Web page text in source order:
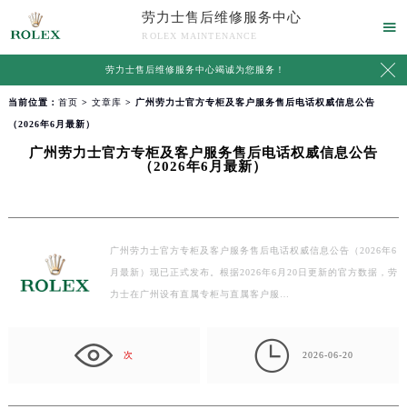
劳力士售后维修服务中心
ROLEX MAINTENANCE

劳力士售后维修服务中心竭诚为您服务！ 
当前位置： 首页 > 文章库 > 广州劳力士官方专柜及客户服务售后电话权威信息公告
（2026年6月最新）
广州劳力士官方专柜及客户服务售后电话权威信息公告
（2026年6月最新）
广州劳力士官方专柜及客户服务售后电话权威信息公告（2026年6
月最新）现已正式发布。根据2026年6月20日更新的官方数据，劳
力士在广州设有直属专柜与直属客户服…
次  2026-06-20